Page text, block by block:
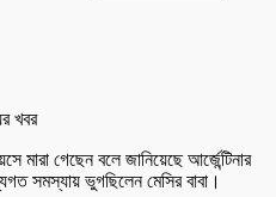
মারা গেছেন বলে জানিয়েছে আর্জেন্টিনার
সমস্যায় ভুগছিলেন মেসির বাবা।